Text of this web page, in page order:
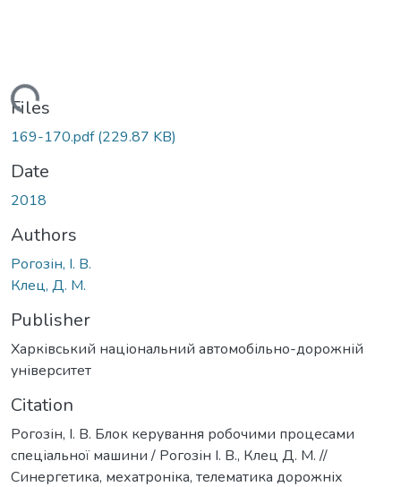
Loading...
Files
169-170.pdf(229.87 KB)
Date
2018
Authors
Рогозін, І. В.
Клец, Д. М.
Publisher
Харківський національний автомобільно-дорожній
університет
Citation
Рогозін, І. В. Блок керування робочими процесами
спеціальної машини / Рогозін І. В., Клец Д. М. //
Синергетика, мехатроніка, телематика дорожніх